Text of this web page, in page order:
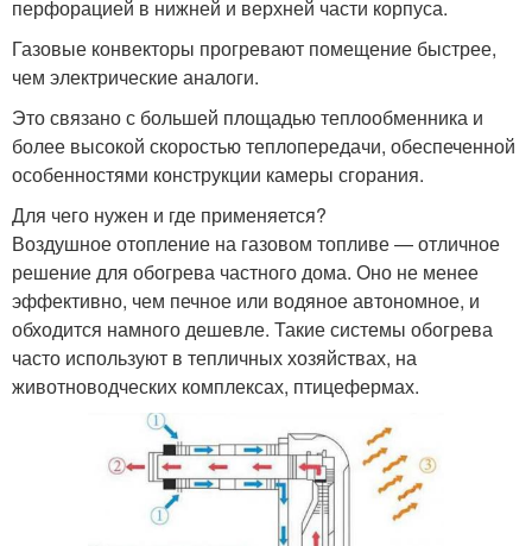
перфорацией в нижней и верхней части корпуса.
Газовые конвекторы прогревают помещение быстрее,
чем электрические аналоги.
Это связано с большей площадью теплообменника и
более высокой скоростью теплопередачи, обеспеченной
особенностями конструкции камеры сгорания.
Для чего нужен и где применяется?
Воздушное отопление на газовом топливе — отличное
решение для обогрева частного дома. Оно не менее
эффективно, чем печное или водяное автономное, и
обходится намного дешевле. Такие системы обогрева
часто используют в тепличных хозяйствах, на
животноводческих комплексах, птицефермах.